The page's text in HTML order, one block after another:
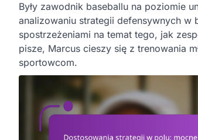
Były zawodnik baseballu na poziomie
analizowaniu strategii defensywnych w
spostrzeżeniami na temat tego, jak
pisze, Marcus cieszy się z trenowania
sportowcom.